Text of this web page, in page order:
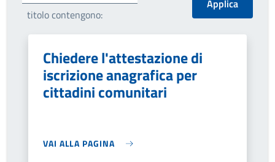
titolo contengono:
Chiedere l'attestazione di
iscrizione anagrafica per
cittadini comunitari
VAI ALLA PAGINA